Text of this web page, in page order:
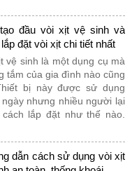
đầu vòi xịt vệ sinh và
đặt vòi xịt chi tiết nhất
vệ sinh là một dụng cụ mà
tắm của gia đình nào cũng
bị này được sử dụng
ngày nhưng nhiều người lại
lắp đặt như thế nào.
dẫn cách sử dụng vòi xịt